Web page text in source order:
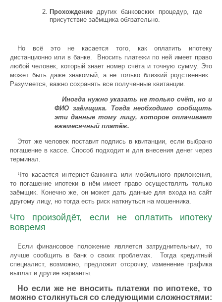
Прохождение других банковских процедур, где
присутствие заёмщика обязательно.
Но всё это не касается того, как оплатить ипотеку
дистанционно или в банке. Вносить платежи по ней имеет право
любой человек, который знает номер счёта и точную сумму. Это
может быть даже знакомый, а не только близкий родственник.
Разумеется, важно сохранять все полученные квитанции.
Иногда нужно указать не только счёт, но и
ФИО заёмщика. Тогда необходимо сообщить
эти данные тому лицу, которое оплачивает
ежемесячный платёж.
Этот же человек поставит подпись в квитанции, если выбрано
погашение в кассе. Способ подходит и для внесения денег через
терминал.
Что касается интернет-банкинга или мобильного приложения,
то погашение ипотеки в нём имеет право осуществлять только
заёмщик. Конечно же, он может дать данные для входа на сайт
другому лицу, но тогда есть риск наткнуться на мошенника.
Что произойдёт, если не оплатить ипотеку
вовремя
Если финансовое положение является затруднительным, то
лучше сообщить в банк о своих проблемах. Тогда кредитный
специалист, возможно, предложит отсрочку, изменение графика
выплат и другие варианты.
Но если же не вносить платежи по ипотеке, то
можно столкнуться со следующими сложностями: